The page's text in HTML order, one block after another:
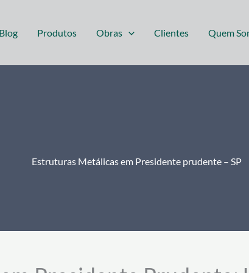
Blog Produtos Obras Clientes Quem
Estruturas Metálicas em Presidente prudente – SP